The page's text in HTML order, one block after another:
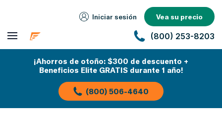
Iniciar sesión Vea su precio
(800) 253-8203
¡Ahorros de otoño: $300 de descuento +
Beneficios Elite GRATIS durante 1 año!
(800) 506-4640